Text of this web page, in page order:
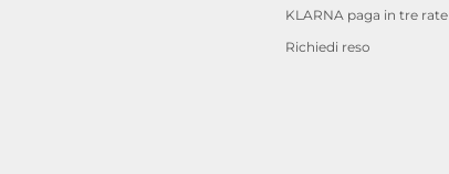
KLARNA paga in tre rate
Richiedi reso